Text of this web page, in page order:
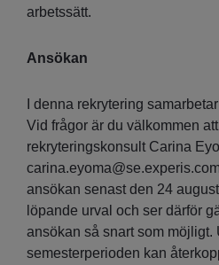
arbetssätt.
Ansökan
I denna rekrytering
Vid frågor är du välkommen
rekryteringskonsult Carina
ansökan senast den 24
löpande urval och ser därför
ansökan så snart som möjligt.
semesterperioden kan